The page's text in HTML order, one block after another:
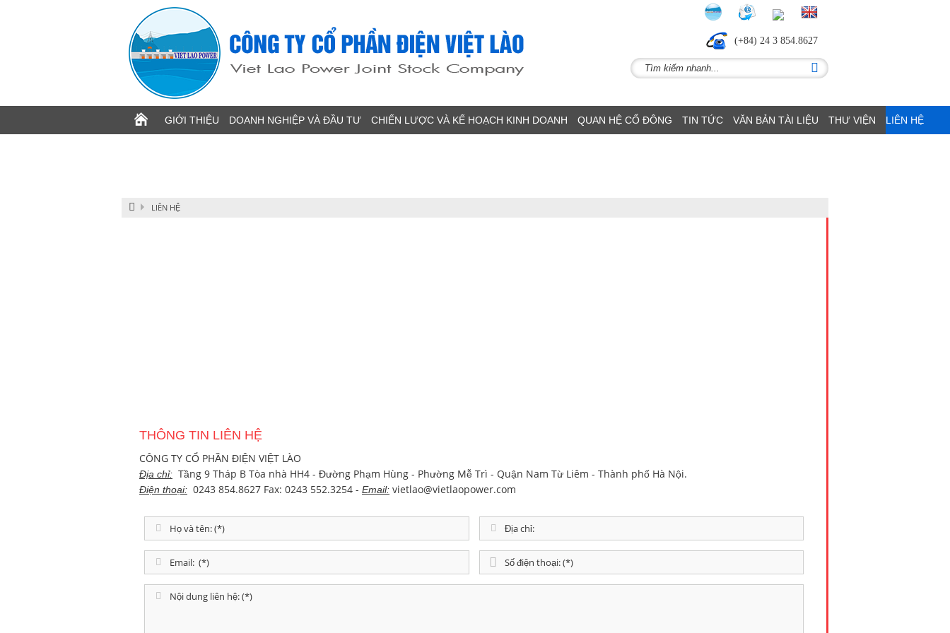
(+84) 24 3 854.8627
GIỚI THIỆU DOANH NGHIỆP VÀ ĐẦU TƯ CHIẾN LƯỢC VÀ KẾ HOẠCH KINH DOANH QUAN HỆ CỔ ĐÔNG TIN TỨC VĂN BẢN TÀI LIỆU THƯ VIỆN LIÊN HỆ
LIÊN HỆ
THÔNG TIN LIÊN HỆ
CÔNG TY CỔ PHẦN ĐIỆN VIỆT LÀO
Địa chỉ: Tầng 9 Tháp B Tòa nhà HH4 - Đường Phạm Hùng - Phường Mễ Trì - Quận Nam Từ Liêm - Thành phố Hà Nội.
Điện thoại: 0243 854.8627 Fax: 0243 552.3254 - Email: vietlao@vietlaopower.com